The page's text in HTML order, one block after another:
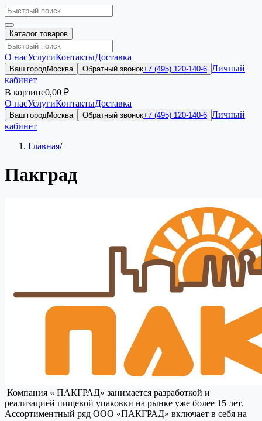
Каталог товаров
О насУслугиКонтактыДоставка
Ваш городМосква Обратный звонок+7 (495) 120-140-6 Личный
кабинет
В корзине0,00 ₽
О насУслугиКонтактыДоставка
Ваш городМосква Обратный звонок+7 (495) 120-140-6 Личный
кабинет
Главная/
Пакград
Компания « ПАКГРАД» занимается разработкой и
реализацией пищевой упаковки на рынке уже более 15 лет.
Ассортиментный ряд ООО «ПАКГРАД» включает в себя на